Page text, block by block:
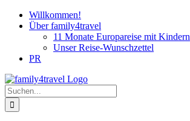
Zum
Inhalt
Willkommen!
Über family4travel
11 Monate Europareise mit Kindern
Unser Reise-Wunschzettel
PR
instagram
facebook
pinterest
Suche
nach: